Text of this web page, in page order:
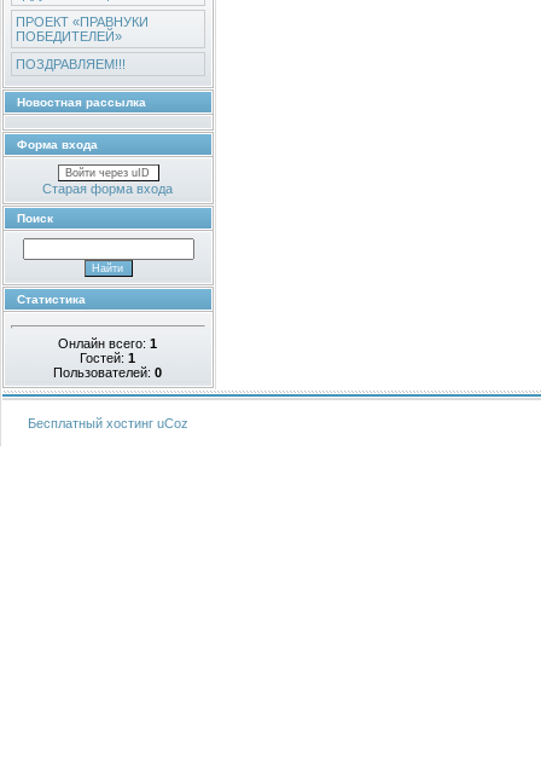
ПРОЕКТ «ПРАВНУКИ
ПОБЕДИТЕЛЕЙ»
ПОЗДРАВЛЯЕМ!!!
Новостная рассылка
Форма входа
Войти через uID
Старая форма входа
Поиск
Статистика
Онлайн всего:1
Гостей:1
Пользователей:0
Бесплатный хостинг uCoz